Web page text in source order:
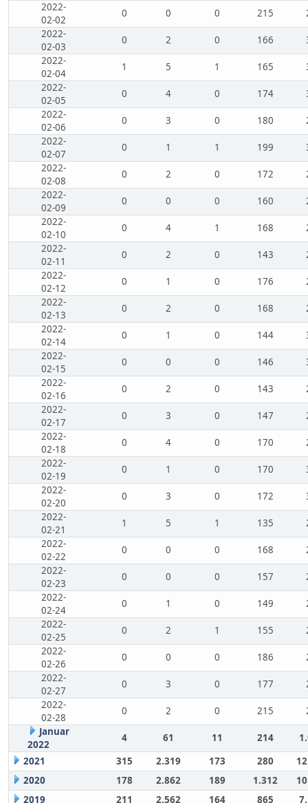
2022-
02-02
0 0 0 215
2022-
02-03
0 2 0 166
2022-
02-04
1 5 1 165
2022-
02-05
0 4 0 174
2022-
02-06
0 3 0 180
2022-
02-07
0 1 1 199
2022-
02-08
0 2 0 172
2022-
02-09
0 0 0 160
2022-
02-10
0 4 1 168
2022-
02-11
0 2 0 143
2022-
02-12
0 1 0 176
2022-
02-13
0 2 0 168
2022-
02-14
0 1 0 144
2022-
02-15
0 0 0 146
2022-
02-16
0 2 0 143
2022-
02-17
0 3 0 147
2022-
02-18
0 4 0 170
2022-
02-19
0 1 0 170
2022-
02-20
0 3 0 172
2022-
02-21
1 5 1 135
2022-
02-22
0 0 0 168
2022-
02-23
0 0 0 157
2022-
02-24
0 1 0 149
2022-
02-25
0 2 1 155
2022-
02-26
0 0 0 186
2022-
02-27
0 3 0 177
2022-
02-28
0 2 0 215
Januar
2022
4 61 11 214
2021
315 2.319 173 280
2020
178 2.862 189 1.312
2019
211 2.562 164 865